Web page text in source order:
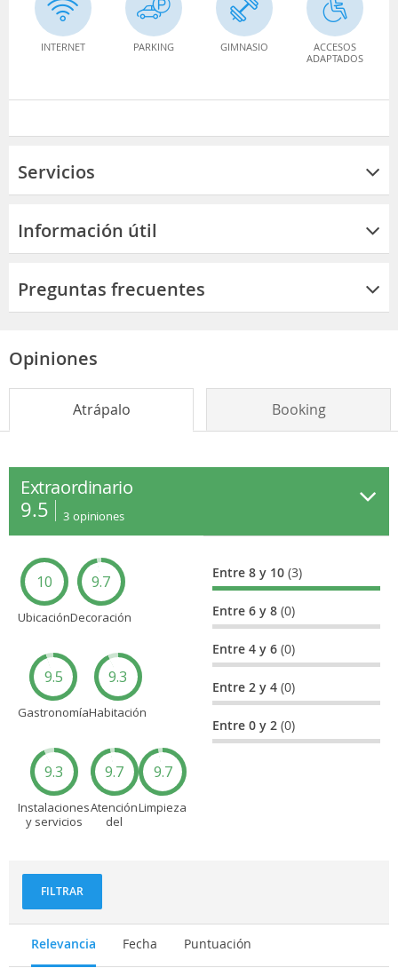
INTERNET PARKING GIMNASIO
ACCESOS
ADAPTADOS
Servicios
Información útil
Preguntas frecuentes
Opiniones
Atrápalo Booking
Extraordinario
9.5 3 opiniones
10
Ubicación
9.7
Decoración
9.5
Gastronomía
9.3
Habitación
9.3
Instalaciones
y servicios
9.7
Atención
del
9.7
Limpieza
Entre 8 y 10(3)
Entre 6 y 8(0)
Entre 4 y 6(0)
Entre 2 y 4(0)
Entre 0 y 2(0)
FILTRAR
Relevancia Fecha Puntuación